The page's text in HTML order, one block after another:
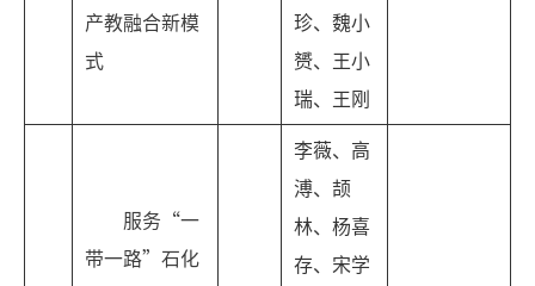
产教融合新模
式
珍、魏小
赟、王小
瑞、王刚
服务“一
带一路”石化
李薇、高
溥、颉
林、杨喜
存、宋学